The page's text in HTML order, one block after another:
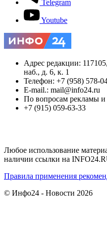
Telegram
Youtube
Адрес редакции:
наб., д. 6, к. 1
Телефон: +7 (958) 578-
E-mail.: mail@info24.ru
По вопросам рекламы и
+7 (915) 059-63-33
Любое использование
наличии ссылки на
Правила применения
© Инфо24 - Новости 2026